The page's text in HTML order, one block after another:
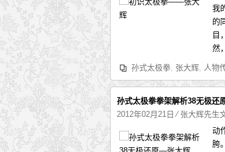
我
的
目
然
孙式太极拳, 张大辉, 人物
孙式太极拳拳架解析38无极还
2012年02月21日 ⁄ 张大辉先生
动
胯